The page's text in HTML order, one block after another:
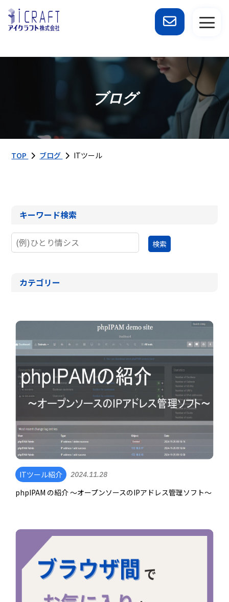
ブログ
TOP ブログ ITツール
ITツール紹介 2024.11.28
phpIPAM の紹介 ～オープンソースのIPアドレス管理ソフト～
キーワード検索
カテゴリー